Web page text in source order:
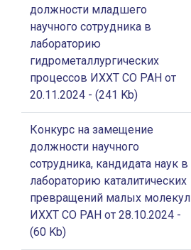
должности младшего
научного сотрудника в
лабораторию
гидрометаллургических
процессов ИХХТ СО РАН от
20.11.2024 - (241 Kb)
Конкурс на замещение
должности научного
сотрудника, кандидата наук в
лабораторию каталитических
превращений малых молекул
ИХХТ СО РАН от 28.10.2024 -
(60 Kb)